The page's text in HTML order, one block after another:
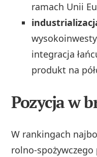
ramach Unii
integracja
produkt na
Pozycja w
W rankingach